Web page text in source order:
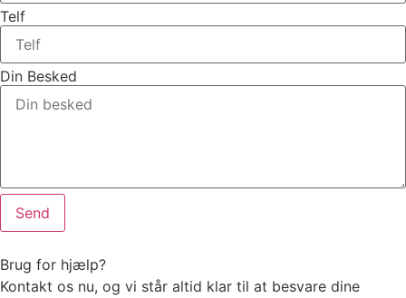
Telf
Din Besked
Send
Brug for hjælp?
Kontakt os nu, og vi står altid klar til at besvare dine